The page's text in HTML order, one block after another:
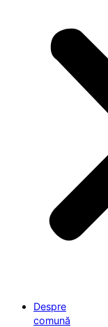
Despre
comună